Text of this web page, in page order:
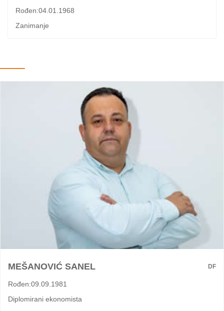
Rođen:04.01.1968
Zanimanje
MEŠANOVIĆ SANEL DF
Rođen:09.09.1981
Diplomirani ekonomista